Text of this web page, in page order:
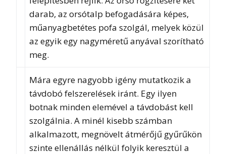
darab, az orsótalp befogadására képes,
műanyagbetétes pofa szolgál, melyek közül
az egyik egy nagyméretű anyával szorítható
meg.
Mára egyre nagyobb igény mutatkozik a
távdobó felszerelések iránt. Egy ilyen
botnak minden elemével a távdobást kell
szolgálnia. A minél kisebb számban
alkalmazott, megnövelt átmérőjű gyűrűkön
szinte ellenállás nélkül folyik keresztül a